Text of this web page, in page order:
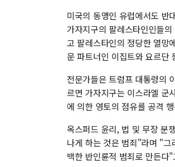
미국의 동맹인 유럽에서도 반
가자지구의 팔레스타인인들
고 팔레스타인의 정당한 열망
운 파트너인 이집트와 요르단
전문가들은 트럼프 대통령의
르면 가자지구는 이스라엘 군
에 의한 영토의 점유를 공격
옥스퍼드 윤리, 법 및 무장 분
나게 하는 것은 범죄"라며 "그
백한 반인륜적 범죄로 만든다